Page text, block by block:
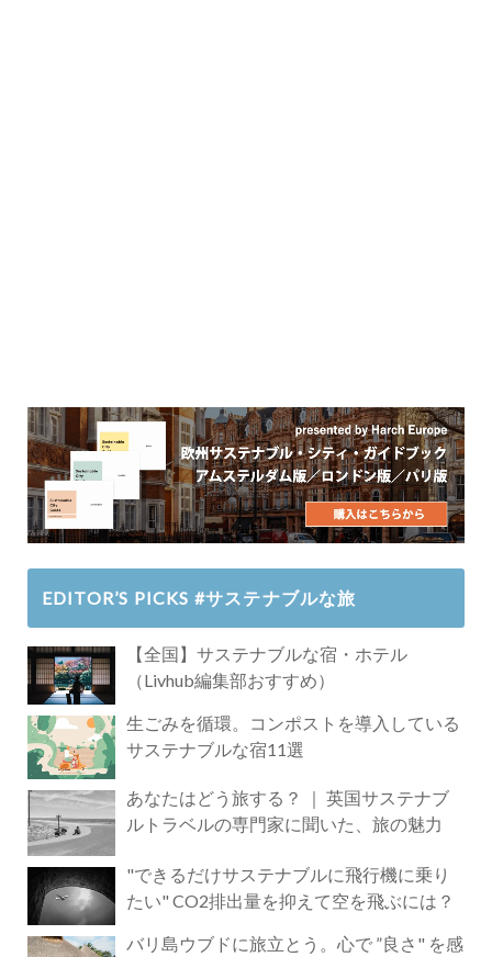
EDITOR’S PICKS #サステナブルな旅
【全国】サステナブルな宿・ホテル
（Livhub編集部おすすめ）
生ごみを循環。コンポストを導入している
サステナブルな宿11選
あなたはどう旅する？ ｜ 英国サステナブ
ルトラベルの専門家に聞いた、旅の魅力
"できるだけサステナブルに飛行機に乗り
たい" CO2排出量を抑えて空を飛ぶには？
バリ島ウブドに旅立とう。心で ”良さ" を感